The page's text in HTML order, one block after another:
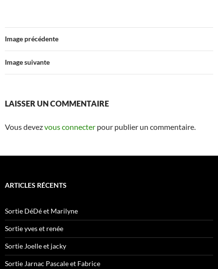
Image précédente
Image suivante
LAISSER UN COMMENTAIRE
Vous devezvous connecter pour publier un commentaire.
ARTICLES RÉCENTS
Sortie DéDé et Marilyne
Sortie yves et renée
Sortie Joelle et jacky
Sortie Jarnac Pascale et Fabrice